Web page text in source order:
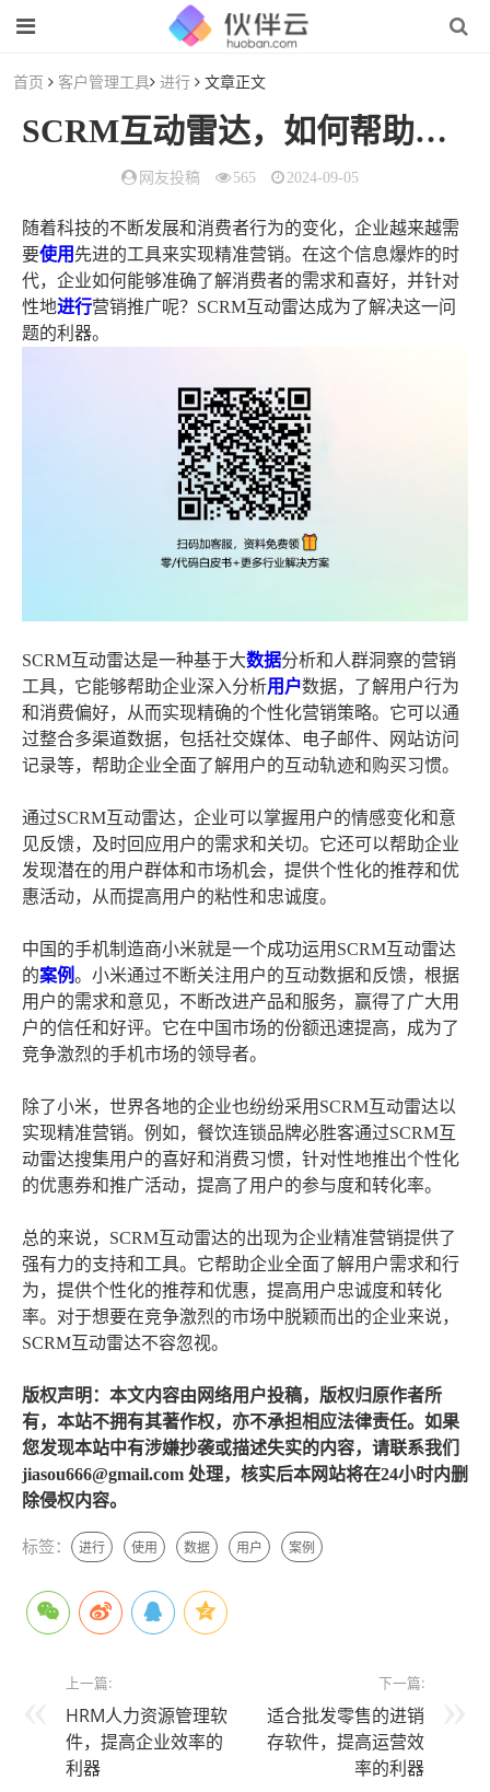
首页 客户管理工具 进行 文章正文
SCRM互动雷达，如何帮助企业精准营销
网友投稿 565 2024-09-05
随着科技的不断发展和消费者行为的变化，企业越来越需
要使用 先进的工具来实现精准营销。在这个信息爆炸的时
代，企业如何能够准确了解消费者的需求和喜好，并针对
性地进行营销推广呢？SCRM互动雷达成为了解决这一问
题的利器。
SCRM互动雷达是一种基于大数据分析和人群洞察的营销
工具，它能够帮助企业深入分析用户数据，了解用户行为
和消费偏好，从而实现精确的个性化营销策略。它可以通
过整合多渠道数据，包括社交媒体、电子邮件、网站访问
记录等，帮助企业全面了解用户的互动轨迹和购买习惯。
通过SCRM互动雷达，企业可以掌握用户的情感变化和意
见反馈，及时回应用户的需求和关切。它还可以帮助企业
发现潜在的用户群体和市场机会，提供个性化的推荐和优
惠活动，从而提高用户的粘性和忠诚度。
中国的手机制造商小米就是一个成功运用SCRM互动雷达
的案例。小米通过不断关注用户的互动数据和反馈，根据
用户的需求和意见，不断改进产品和服务，赢得了广大用
户的信任和好评。它在中国市场的份额迅速提高，成为了
竞争激烈的手机市场的领导者。
除了小米，世界各地的企业也纷纷采用SCRM互动雷达以
实现精准营销。例如，餐饮连锁品牌必胜客通过SCRM互
动雷达搜集用户的喜好和消费习惯，针对性地推出个性化
的优惠券和推广活动，提高了用户的参与度和转化率。
总的来说，SCRM互动雷达的出现为企业精准营销提供了
强有力的支持和工具。它帮助企业全面了解用户需求和行
为，提供个性化的推荐和优惠，提高用户忠诚度和转化
率。对于想要在竞争激烈的市场中脱颖而出的企业来说，
SCRM互动雷达不容忽视。
版权声明：本文内容由网络用户投稿，版权归原作者所
有，本站不拥有其著作权，亦不承担相应法律责任。如果
您发现本站中有涉嫌抄袭或描述失实的内容，请联系我们
jiasou666@gmail.com 处理，核实后本网站将在24小时内删
除侵权内容。
标签： 进行 使用 数据 用户 案例
上一篇:
HRM人力资源管理软
件，提高企业效率的
利器
下一篇:
适合批发零售的进销
存软件，提高运营效
率的利器